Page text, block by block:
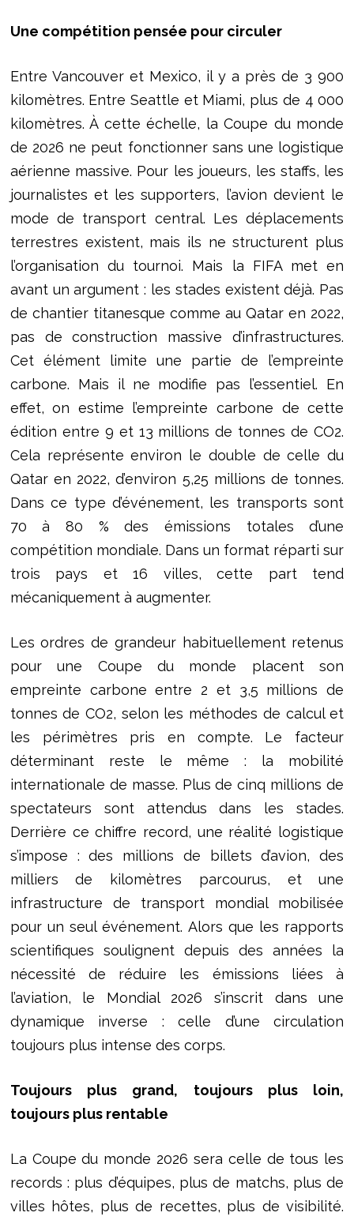
Une compétition pensée pour circuler
Entre Vancouver et Mexico, il y a près de 3 900
kilomètres. Entre Seattle et Miami, plus de 4 000
kilomètres. À cette échelle, la Coupe du monde
de 2026 ne peut fonctionner sans une logistique
aérienne massive. Pour les joueurs, les staffs, les
journalistes et les supporters, l’avion devient le
mode de transport central. Les déplacements
terrestres existent, mais ils ne structurent plus
l’organisation du tournoi. Mais la FIFA met en
avant un argument : les stades existent déjà. Pas
de chantier titanesque comme au Qatar en 2022,
pas de construction massive d’infrastructures.
Cet élément limite une partie de l’empreinte
carbone. Mais il ne modifie pas l’essentiel. En
effet, on estime l’empreinte carbone de cette
édition entre 9 et 13 millions de tonnes de CO2.
Cela représente environ le double de celle du
Qatar en 2022, d’environ 5,25 millions de tonnes.
Dans ce type d’événement, les transports sont
70 à 80 % des émissions totales d’une
compétition mondiale. Dans un format réparti sur
trois pays et 16 villes, cette part tend
mécaniquement à augmenter.
Les ordres de grandeur habituellement retenus
pour une Coupe du monde placent son
empreinte carbone entre 2 et 3,5 millions de
tonnes de CO2, selon les méthodes de calcul et
les périmètres pris en compte. Le facteur
déterminant reste le même : la mobilité
internationale de masse. Plus de cinq millions de
spectateurs sont attendus dans les stades.
Derrière ce chiffre record, une réalité logistique
s’impose : des millions de billets d’avion, des
milliers de kilomètres parcourus, et une
infrastructure de transport mondial mobilisée
pour un seul événement. Alors que les rapports
scientifiques soulignent depuis des années la
nécessité de réduire les émissions liées à
l’aviation, le Mondial 2026 s’inscrit dans une
dynamique inverse : celle d’une circulation
toujours plus intense des corps.
Toujours plus grand, toujours plus loin,
toujours plus rentable
La Coupe du monde 2026 sera celle de tous les
records : plus d’équipes, plus de matchs, plus de
villes hôtes, plus de recettes, plus de visibilité.